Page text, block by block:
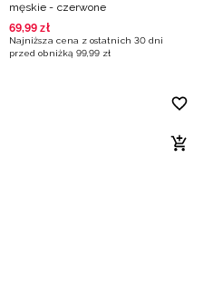
męskie - czerwone
69,99 zł
Najniższa cena z ostatnich 30 dni
przed obniżką 99,99 zł